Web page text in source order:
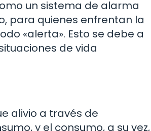
un sistema de alarma
para quienes enfrentan la
«alerta». Esto se debe a
de vida
alivio a través de
y el consumo, a su vez,